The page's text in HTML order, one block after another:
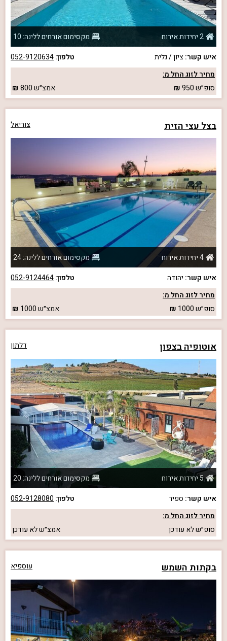
2 יחידות אירוח
מקסימום אורחים ללינה: 10
איש קשר:ציון / גלית טלפון:052-9120634
מחיר לזוג החל מ:
סופ״ש950 אמצ״ש800
בצל עצי הזית צוריאל
4 יחידות אירוח
מקסימום אורחים ללינה: 24
איש קשר: יהודה טלפון:052-9124464
מחיר לזוג החל מ:
סופ״ש1000 אמצ״ש1000
אוטופיה בצפון דלתון
5 יחידות אירוח
מקסימום אורחים ללינה: 20
איש קשר: ספיר טלפון: 052-9128080
מחיר לזוג החל מ:
סופ״שלא עודכן אמצ״שלא עודכן
בקתות השמש עוספיא